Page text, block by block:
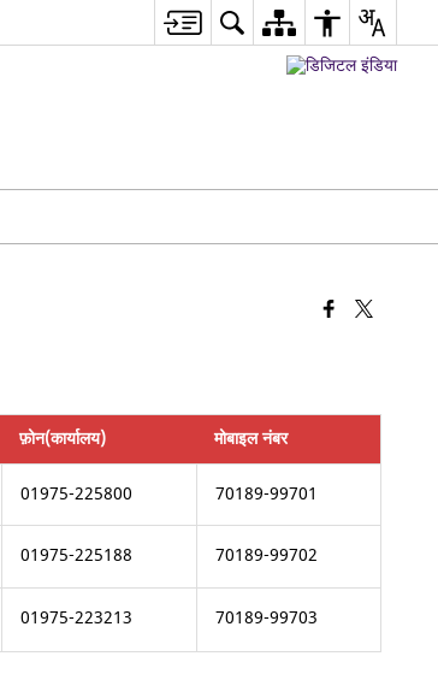
फ़ोन(कार्यालय) मोबाइल नंबर
01975-225800 70189-99701
01975-225188 70189-99702
01975-223213 70189-99703